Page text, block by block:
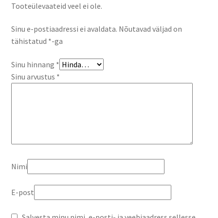
Tooteülevaateid veel ei ole.
Sinu e-postiaadressi ei avaldata. Nõutavad väljad on
tähistatud *-ga
Sinu hinnang *
Sinu arvustus *
Nimi
E-post